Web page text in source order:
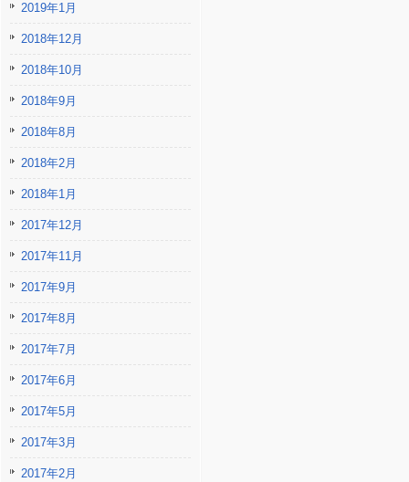
2019年1月
2018年12月
2018年10月
2018年9月
2018年8月
2018年2月
2018年1月
2017年12月
2017年11月
2017年9月
2017年8月
2017年7月
2017年6月
2017年5月
2017年3月
2017年2月